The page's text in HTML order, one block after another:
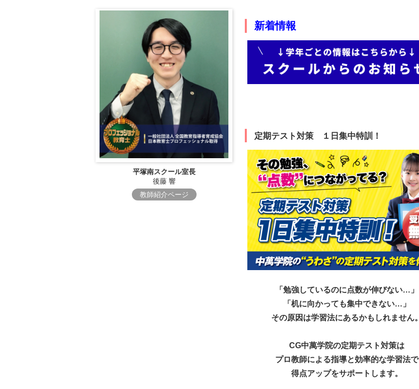
平塚南スクール室長
後藤 響
教師紹介ページ
新着情報
定期テスト対策 １日集中特訓！
「勉強しているのに点数が伸びない…」
「机に向かっても集中できない…」
その原因は学習法にあるかもしれません。
CG中萬学院の定期テスト対策は
プロ教師による指導と効率的な学習法で
得点アップをサポートします。